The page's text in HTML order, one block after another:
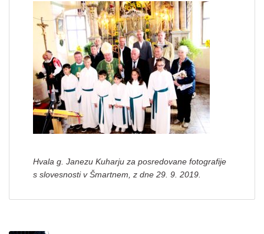
Hvala g. Janezu Kuharju za posredovane fotografije
s slovesnosti v Šmartnem, z dne 29. 9. 2019.